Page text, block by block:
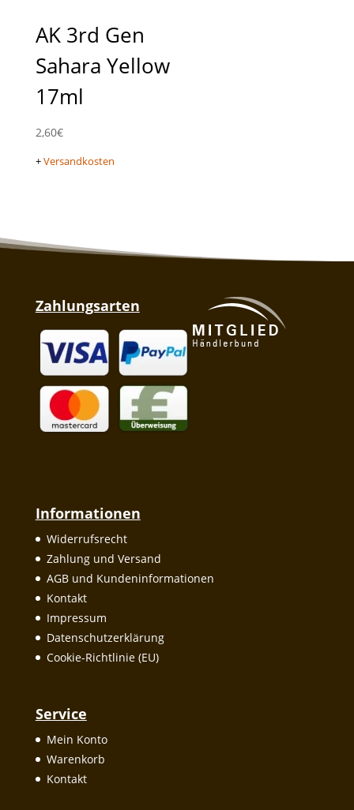
AK 3rd Gen
Sahara Yellow
17ml
2,60€
+Versandkosten
Zahlungsarten
Informationen
Widerrufsrecht
Zahlung und Versand
AGB und Kundeninformationen
Kontakt
Impressum
Datenschutzerklärung
Cookie-Richtlinie (EU)
Service
Mein Konto
Warenkorb
Kontakt